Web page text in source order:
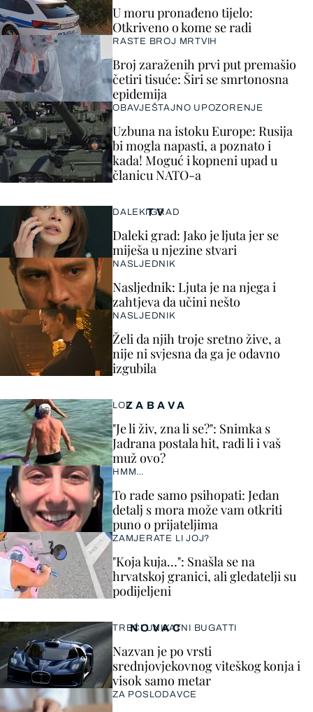
U moru pronađeno tijelo:
Otkriveno o kome se radi
RASTE BROJ MRTVIH
Broj zaraženih prvi put premašio
četiri tisuće: Širi se smrtonosna
epidemija
OBAVJEŠTAJNO UPOZORENJE
Uzbuna na istoku Europe: Rusija
bi mogla napasti, a poznato i
kada! Moguć i kopneni upad u
članicu NATO-a
ZABAVA
LOL
"Je li živ, zna li se?": Snimka s
Jadrana postala hit, radi li i vaš
muž ovo?
HMM…
To rade samo psihopati: Jedan
detalj s mora može vam otkriti
puno o prijateljima
ZAMJERATE LI JOJ?
"Koja kuja…": Snašla se na
hrvatskoj granici, ali gledatelji su
podijeljeni
TV
DALEKI GRAD
Daleki grad: Jako je ljuta jer se
miješa u njezine stvari
NASLJEDNIK
Nasljednik: Ljuta je na njega i
zahtjeva da učini nešto
NASLJEDNIK
Želi da njih troje sretno žive, a
nije ni svjesna da ga je odavno
izgubila
NOVAC
TREĆI UNIKATNI BUGATTI
Nazvan je po vrsti
srednjovjekovnog viteškog konja i
visok samo metar
ZA POSLODAVCE